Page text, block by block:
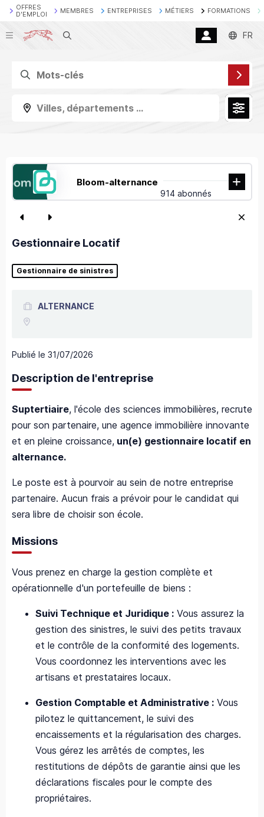
OFFRES
D'EMPLOI
MEMBRES ENTREPRISES MÉTIERS FORMATIONS
Recherche FR
Villes, départements ...
Bloom-alternance
914 abonnés
Gestionnaire Locatif
Gestionnaire de sinistres
ALTERNANCE
Publié le 31/07/2026
Description de l'entreprise
Suptertiaire, l'école des sciences immobilières, recrute
pour son partenaire, une agence immobilière innovante
et en pleine croissance, un(e) gestionnaire locatif en
alternance.
Le poste est à pourvoir au sein de notre entreprise
partenaire. Aucun frais a prévoir pour le candidat qui
sera libre de choisir son école.
Missions
Vous prenez en charge la gestion complète et
opérationnelle d'un portefeuille de biens :
Suivi Technique et Juridique : Vous assurez la
gestion des sinistres, le suivi des petits travaux
et le contrôle de la conformité des logements.
Vous coordonnez les interventions avec les
artisans et prestataires locaux.
Gestion Comptable et Administrative : Vous
pilotez le quittancement, le suivi des
encaissements et la régularisation des charges.
Vous gérez les arrêtés de comptes, les
restitutions de dépôts de garantie ainsi que les
déclarations fiscales pour le compte des
propriétaires.